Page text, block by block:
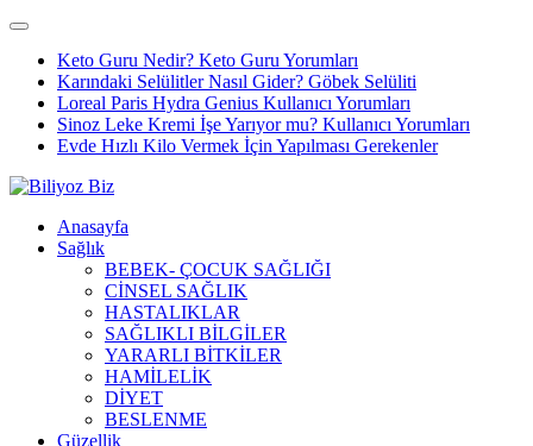
Keto Guru Nedir? Keto Guru Yorumları
Karındaki Selülitler Nasıl Gider? Göbek Selüliti
Loreal Paris Hydra Genius Kullanıcı Yorumları
Sinoz Leke Kremi İşe Yarıyor mu? Kullanıcı Yorumları
Evde Hızlı Kilo Vermek İçin Yapılması Gerekenler
Anasayfa
Sağlık
BEBEK- ÇOCUK SAĞLIĞI
CİNSEL SAĞLIK
HASTALIKLAR
SAĞLIKLI BİLGİLER
YARARLI BİTKİLER
HAMİLELİK
DİYET
BESLENME
Güzellik